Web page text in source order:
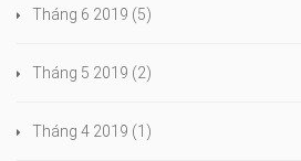
Tháng 6 2019 (5)
Tháng 5 2019 (2)
Tháng 4 2019 (1)